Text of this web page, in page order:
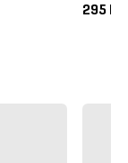
295 kr.